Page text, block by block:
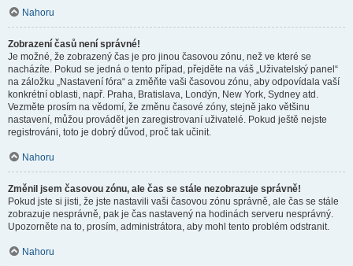
Nahoru
Zobrazení časů není správné!
Je možné, že zobrazený čas je pro jinou časovou zónu, než ve které se
nacházíte. Pokud se jedná o tento případ, přejděte na váš „Uživatelský panel“
na záložku „Nastavení fóra“ a změňte vaši časovou zónu, aby odpovídala vaší
konkrétní oblasti, např. Praha, Bratislava, Londýn, New York, Sydney atd.
Vezměte prosím na vědomí, že změnu časové zóny, stejně jako většinu
nastavení, můžou provádět jen zaregistrovaní uživatelé. Pokud ještě nejste
registrováni, toto je dobrý důvod, proč tak učinit.
Nahoru
Změnil jsem časovou zónu, ale čas se stále nezobrazuje správně!
Pokud jste si jisti, že jste nastavili vaši časovou zónu správně, ale čas se stále
zobrazuje nesprávně, pak je čas nastavený na hodinách serveru nesprávný.
Upozorněte na to, prosím, administrátora, aby mohl tento problém odstranit.
Nahoru